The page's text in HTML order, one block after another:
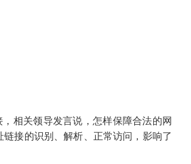
相关领导发言说，怎样保障合法的网
接的识别、解析、正常访问，影响了